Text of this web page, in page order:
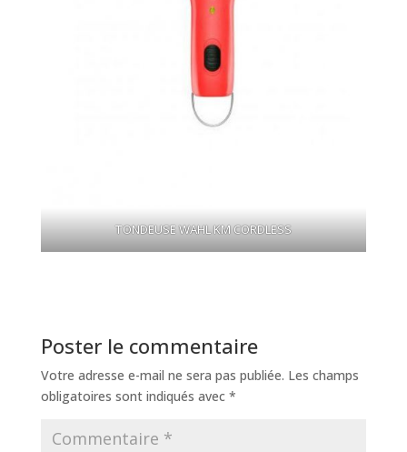
TONDEUSE WAHL KM CORDLESS
Poster le commentaire
Votre adresse e-mail ne sera pas publiée. Les champs
obligatoires sont indiqués avec *